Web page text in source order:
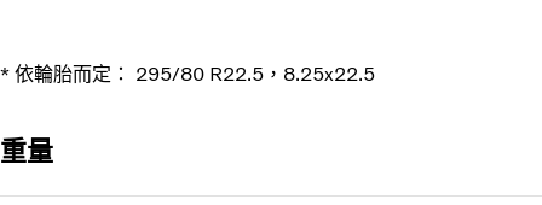
* 依輪胎而定： 295/80 R22.5，8.25x22.5
重量